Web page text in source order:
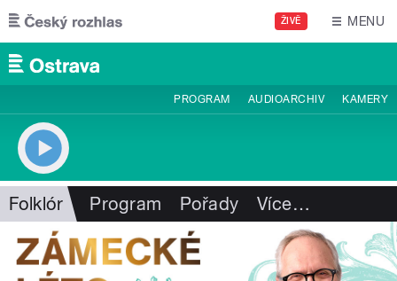
Přejít k hlavnímu obsahu
ŽIVĚ MENU
PROGRAM AUDIOARCHIV KAMERY
Folklór Program Pořady Více…